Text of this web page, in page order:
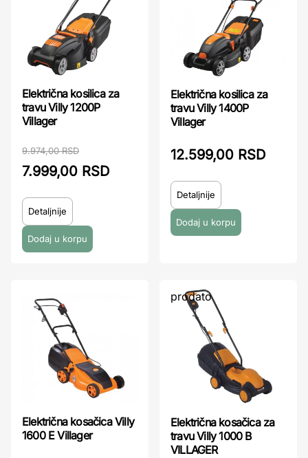
Električna kosilica za
travu Villy 1200P
Villager
9.974,00 RSD
7.999,00 RSD
Detaljnije
Električna kosilica za
travu Villy 1400P
Villager
12.599,00 RSD
Detaljnije
Električna kosačica Villy
1600 E Villager
prodato
Električna kosačica za
travu Villy 1000 B
VILLAGER